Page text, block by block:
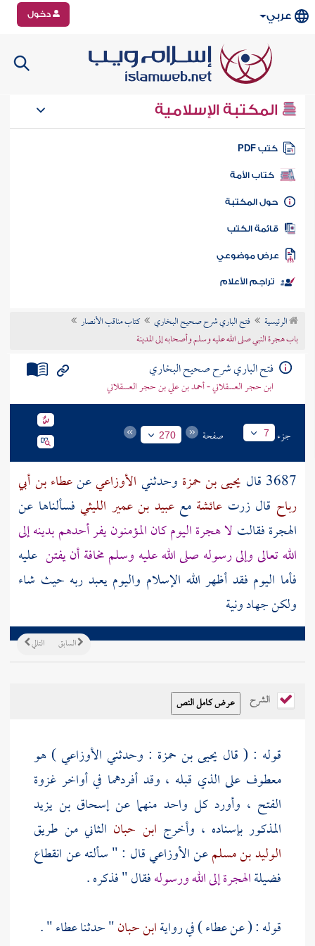
عربي دخول
المكتبة الإسلامية
كتب PDF
كتاب الأمة
المكتبة
الكتب
موضوعي
تراجم الأعلام
الرئيسية فتح الباري شرح صحيح البخاري
كتاب مناقب الأنصار
باب هجرة النبي صلى الله عليه وسلم وأصحابه إلى المدينة
فتح الباري شرح صحيح البخاري
ابن حجر العسقلاني - أحمد بن علي بن حجر العسقلاني
جزء 7 صفحة 270
3687 قال يحيى بن حمزة وحدثني الأوزاعيعنعطاء بن أبي
رباح قال زرت عائشةمععبيد بن عمير الليثي فسألناها عن
الهجرة فقالت لا هجرة اليوم كان المؤمنون يفر أحدهم بدينه إلى
الله تعالى وإلى رسوله صلى الله عليه وسلم مخافة أن يفتن عليه
فأما اليوم فقد أظهر الله الإسلام واليوم يعبد ربه حيث شاء
ولكن جهاد ونية
التالي السابق
الشرح
قوله : ( قال يحيى بن حمزة : وحدثني الأوزاعي) هو
معطوف على الذي قبله ، وقد أفردهما في أواخر غزوة
الفتح ، وأورد كل واحد منهما عنإسحاق بن يزيد
المذكور بإسناده ، وأخرج ابن حبان الثاني من طريق
الوليد بن مسلمعنالأوزاعيقال : " سألته عن انقطاع
فضيلةالهجرة إلى الله ورسولهفقال " فذكره .
قوله : ( عنعطاء )في روايةابن حبان" حدثناعطاء" .